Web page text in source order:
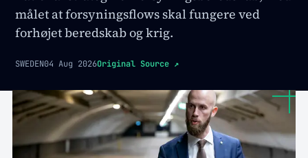
målet at forsyningsflows skal fungere ved
forhøjet beredskab og krig.
SWEDEN04 Aug 2026Original Source ↗